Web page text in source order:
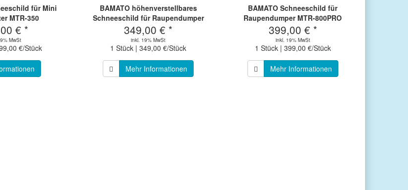
für Mini
MTR-350
€ *
MwSt
€/Stück
BAMATO höhenverstellbares
Schneeschild für Raupendumper
MTR-500H und MTR-500PRO
349,00 € *
inkl. 19% MwSt
1 Stück | 349,00 €/Stück
Mehr Informationen
BAMATO Schneeschild für
Raupendumper MTR-800PRO
399,00 € *
inkl. 19% MwSt
1 Stück | 399,00 €/Stück
Mehr Informationen